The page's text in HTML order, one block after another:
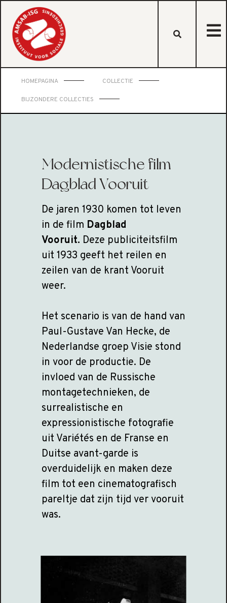
HOMEPAGINA COLLECTIE
BIJZONDERE COLLECTIES
Modernistische film
Dagblad Vooruit
De jaren 1930 komen tot leven
in de film Dagblad
Vooruit. Deze publiciteitsfilm
uit 1933 geeft het reilen en
zeilen van de krant Vooruit
weer.
Het scenario is van de hand van
Paul-Gustave Van Hecke, de
Nederlandse groep Visie stond
in voor de productie. De
invloed van de Russische
montagetechnieken, de
surrealistische en
expressionistische fotografie
uit Variétés en de Franse en
Duitse avant-garde is
overduidelijk en maken deze
film tot een cinematografisch
pareltje dat zijn tijd ver vooruit
was.